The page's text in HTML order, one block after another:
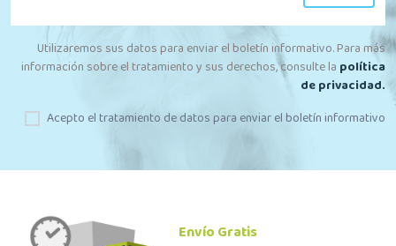
Utilizaremos sus datos para enviar el boletín informativo. Para más
información sobre el tratamiento y sus derechos, consulte la política
de privacidad.
Acepto el tratamiento de datos para enviar el boletín informativo
Envío Gratis